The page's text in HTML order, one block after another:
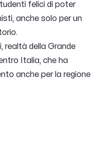
felici di poter
anche solo per un
realtà della Grande
Italia, che ha
anche per la regione